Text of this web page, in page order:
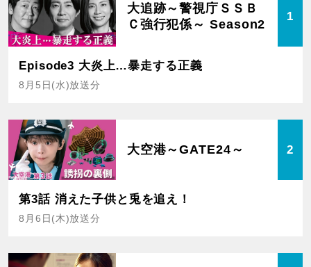
大追跡～警視庁ＳＳＢ
Ｃ強行犯係～ Season2
1
Episode3 大炎上…暴走する正義
8月5日(水)放送分
大空港～GATE24～ 2
第3話 消えた子供と兎を追え！
8月6日(木)放送分